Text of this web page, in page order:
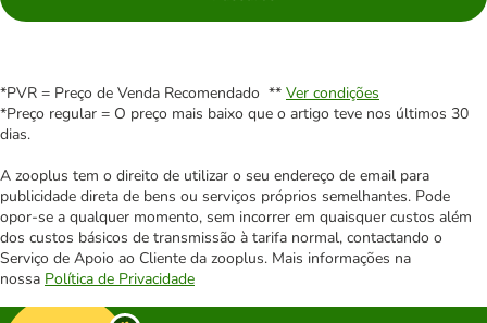
*PVR = Preço de Venda Recomendado ** Ver condições
*Preço regular = O preço mais baixo que o artigo teve nos últimos 30
dias.
A zooplus tem o direito de utilizar o seu endereço de email para
publicidade direta de bens ou serviços próprios semelhantes. Pode
opor-se a qualquer momento, sem incorrer em quaisquer custos além
dos custos básicos de transmissão à tarifa normal, contactando o
Serviço de Apoio ao Cliente da zooplus. Mais informações na
nossa Política de Privacidade